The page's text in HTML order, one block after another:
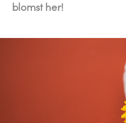
blomst her!